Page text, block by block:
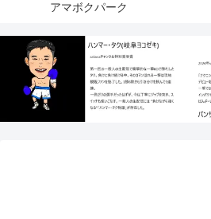
アマボクパーク